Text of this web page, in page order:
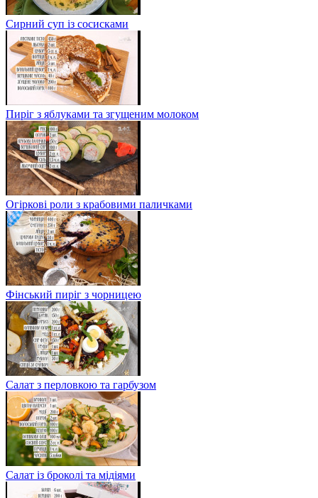
Сирний суп із сосисками
Пиріг з яблуками та згущеним молоком
Огіркові роли з крабовими паличками
Фінський пиріг з чорницею
Салат з перловкою та гарбузом
Салат із броколі та мідіями